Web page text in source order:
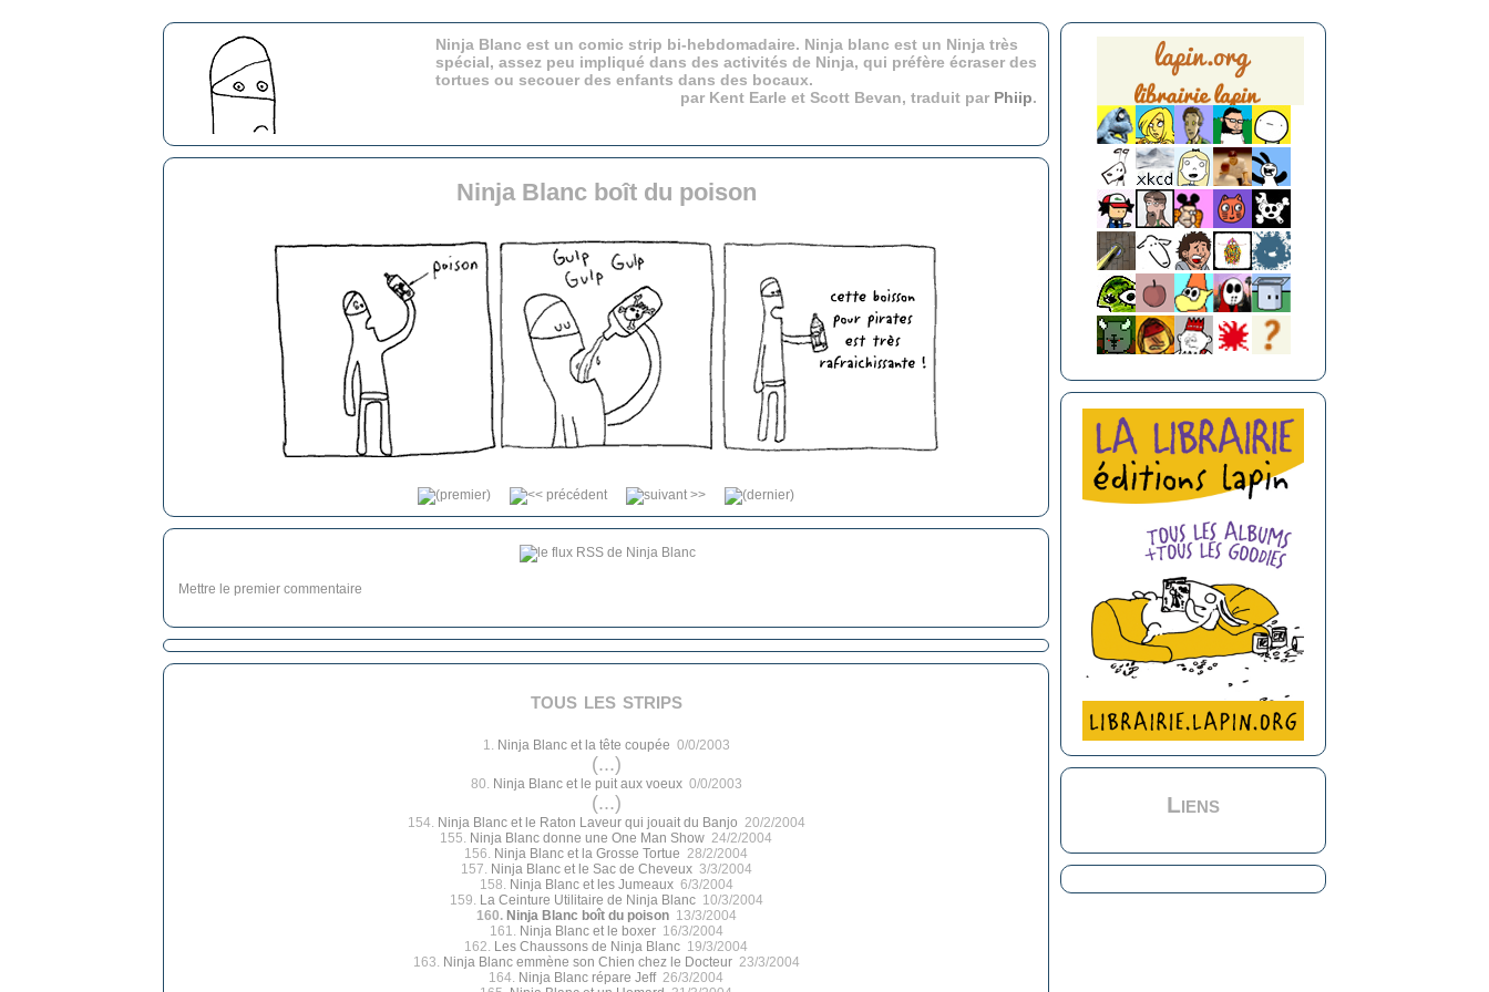
Ninja Blanc est un comic strip bi-hebdomadaire. Ninja blanc est un Ninja très
spécial, assez peu impliqué dans des activités de Ninja, qui préfère écraser des
tortues ou secouer des enfants dans des bocaux.
par Kent Earle et Scott Bevan, traduit par Phiip.
Ninja Blanc boît du poison
Mettre le premier commentaire
tous les strips
1. Ninja Blanc et la tête coupée 0/0/2003
(...)
80. Ninja Blanc et le puit aux voeux0/0/2003
(...)
154. Ninja Blanc et le Raton Laveur qui jouait du Banjo 20/2/2004
155. Ninja Blanc donne une One Man Show 24/2/2004
156. Ninja Blanc et la Grosse Tortue 28/2/2004
157. Ninja Blanc et le Sac de Cheveux3/3/2004
158. Ninja Blanc et les Jumeaux6/3/2004
159. La Ceinture Utilitaire de Ninja Blanc10/3/2004
160. Ninja Blanc boît du poison 13/3/2004
161.
Ninja Blanc et le boxer16/3/2004
162. Les Chaussons de Ninja Blanc 19/3/2004
163. Ninja Blanc emmène son Chien chez le Docteur23/3/2004
164. Ninja Blanc répare Jeff26/3/2004
Liens